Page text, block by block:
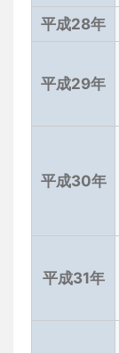
平成28年
平成29年
平成30年
平成31年